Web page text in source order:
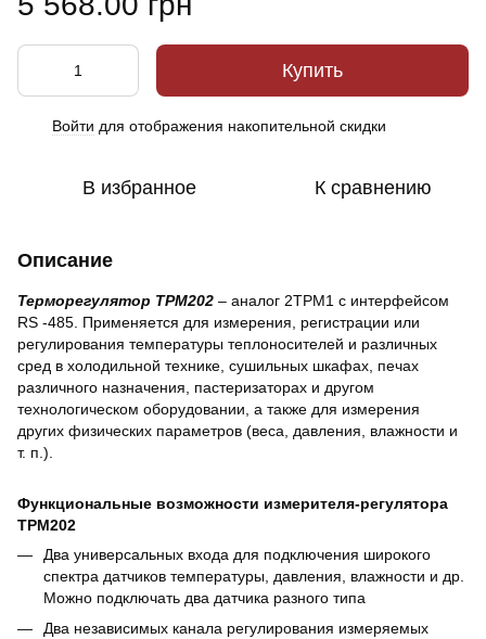
Купить
Войти для отображения накопительной скидки
В избранное К сравнению
Описание
Терморегулятор ТРМ202 – аналог 2ТРМ1 с интерфейсом
RS -485. Применяется для измерения, регистрации или
регулирования температуры теплоносителей и различных
сред в холодильной технике, сушильных шкафах, печах
различного назначения, пастеризаторах и другом
технологическом оборудовании, а также для измерения
других физических параметров (веса, давления, влажности и
т. п.).
Функциональные возможности измерителя-регулятора
ТРМ202
Два универсальных входа для подключения широкого
спектра датчиков температуры, давления, влажности и др.
Можно подключать два датчика разного типа
Два независимых канала регулирования измеряемых